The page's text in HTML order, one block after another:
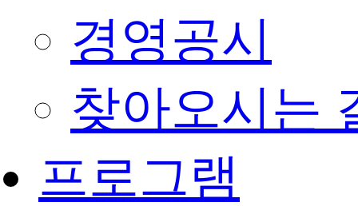
경영공시
찾아오시는
프로그램